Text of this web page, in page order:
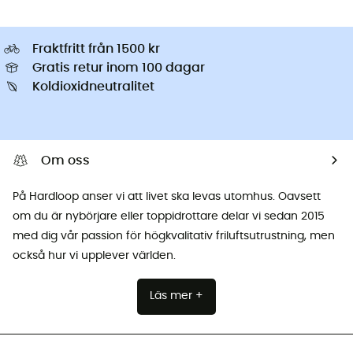
Fraktfritt från 1500 kr
Gratis retur inom 100 dagar
Koldioxidneutralitet
Om oss
På Hardloop anser vi att livet ska levas utomhus. Oavsett
om du är nybörjare eller toppidrottare delar vi sedan 2015
med dig vår passion för högkvalitativ friluftsutrustning, men
också hur vi upplever världen.
Läs mer +